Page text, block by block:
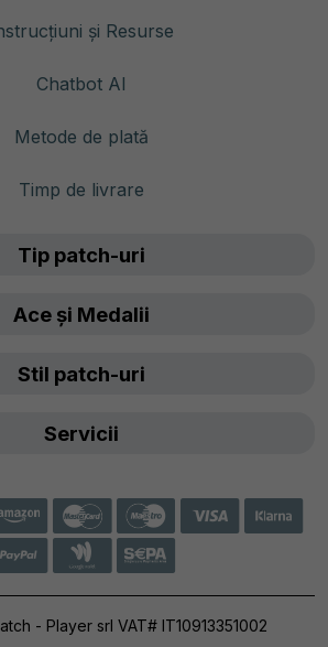
și Resurse
Chatbot AI
Metode de plată
Timp de livrare
Tip patch-uri
Ace și Medalii
Stil patch-uri
Servicii
- Player srl VAT# IT10913351002